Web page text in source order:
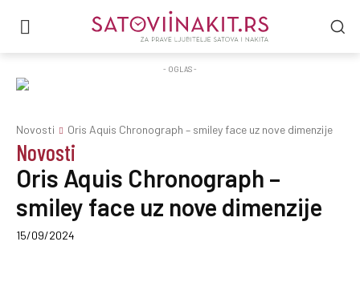
- OGLAS -
Novosti Oris Aquis Chronograph – smiley face uz nove dimenzije
Novosti
Oris Aquis Chronograph –
smiley face uz nove dimenzije
15/09/2024